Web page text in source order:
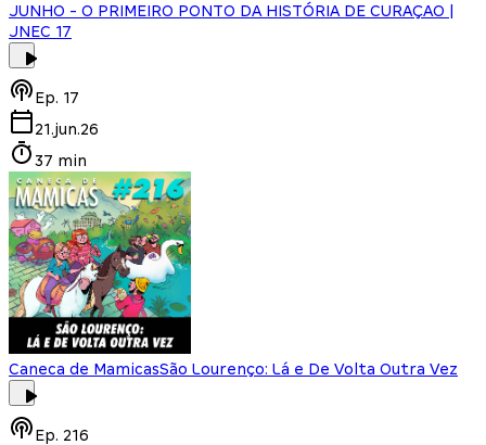
JUNHO - O PRIMEIRO PONTO DA HISTÓRIA DE CURAÇAO |
JNEC 17
Ep. 17
21.jun.26
37 min
Caneca de MamicasSão Lourenço: Lá e De Volta Outra Vez
Ep. 216